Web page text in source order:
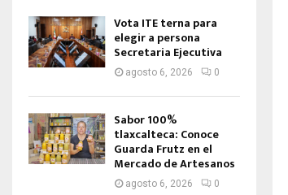
Vota ITE terna para
elegir a persona
Secretaria Ejecutiva
agosto 6, 2026 0
Sabor 100%
tlaxcalteca: Conoce
Guarda Frutz en el
Mercado de Artesanos
agosto 6, 2026 0